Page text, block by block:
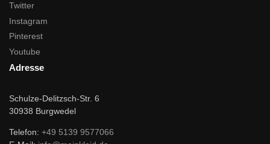
Twitter
Instagram
Pinterest
Youtube
Adresse
Schulze-Delitzsch-Str. 6
30938 Burgwedel
Telefon: +49 5139 9577066